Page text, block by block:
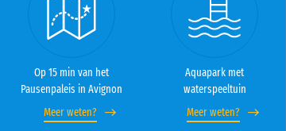
Op 15 min van het
Pausenpaleis in Avignon
Meer weten?
Aquapark met
waterspeeltuin
Meer weten?